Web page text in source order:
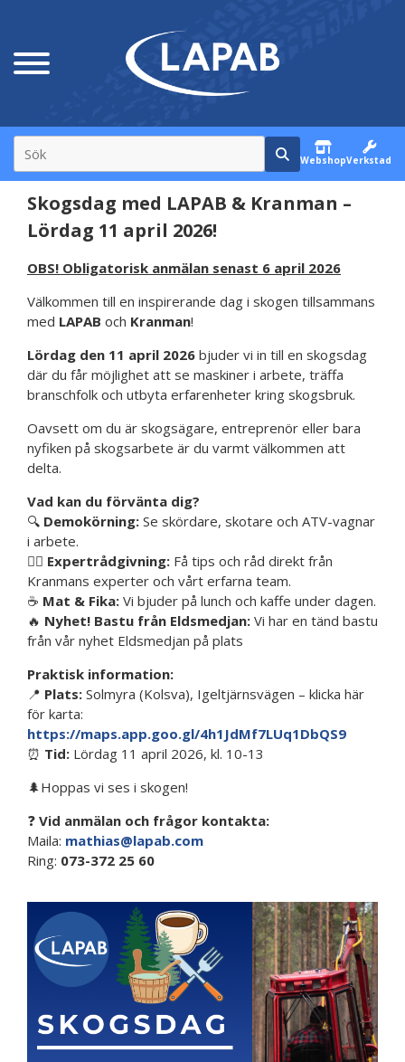
WebshopVerkstad
Skogsdag med LAPAB & Kranman –
Lördag 11 april 2026!
OBS! Obligatorisk anmälan senast 6 april 2026
Välkommen till en inspirerande dag i skogen tillsammans
med LAPAB och Kranman!
Lördag den 11 april 2026 bjuder vi in till en skogsdag
där du får möjlighet att se maskiner i arbete, träffa
branschfolk och utbyta erfarenheter kring skogsbruk.
Oavsett om du är skogsägare, entreprenör eller bara
nyfiken på skogsarbete är du varmt välkommen att
delta.
Vad kan du förvänta dig?
🔍 Demokörning: Se skördare, skotare och ATV-vagnar
i arbete.
👷‍♂️ Expertrådgivning: Få tips och råd direkt från
Kranmans experter och vårt erfarna team.
☕ Mat & Fika: Vi bjuder på lunch och kaffe under dagen.
🔥 Nyhet! Bastu från Eldsmedjan: Vi har en tänd bastu
från vår nyhet Eldsmedjan på plats
Praktisk information:
📍 Plats: Solmyra (Kolsva), Igeltjärnsvägen – klicka här
för karta:
https://maps.app.goo.gl/4h1JdMf7LUq1DbQS9
⏰ Tid: Lördag 11 april 2026, kl. 10-13
🌲Hoppas vi ses i skogen!
❓ Vid anmälan och frågor kontakta:
Maila: mathias@lapab.com
Ring: 073-372 25 60